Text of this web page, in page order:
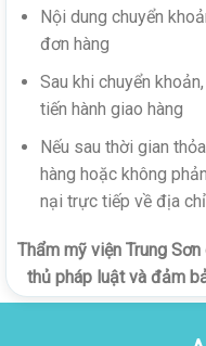
Nội dung chuyển
đơn hàng
Sau khi chuyển
tiến hành giao hàng
Nếu sau thời gian
hàng hoặc không
nại trực tiếp về địa
Thẩm mỹ viện Trung
thủ pháp luật và đảm